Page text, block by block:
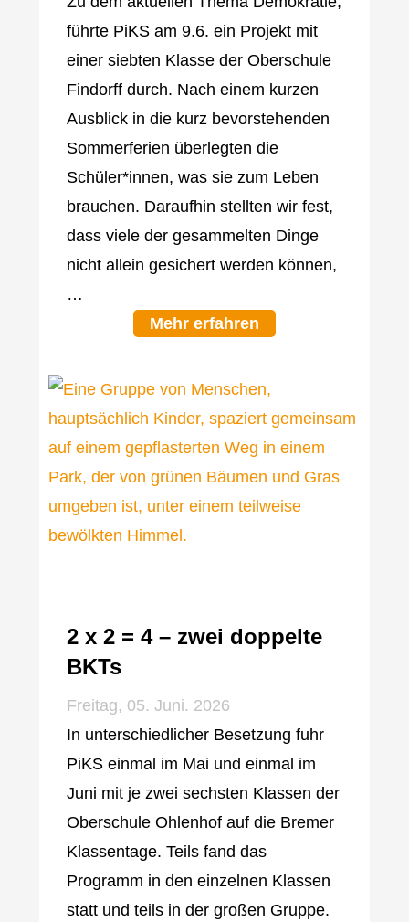
führte PiKS am 9.6. ein Projekt mit
einer siebten Klasse der Oberschule
Findorff durch. Nach einem kurzen
Ausblick in die kurz bevorstehenden
Sommerferien überlegten die
Schüler*innen, was sie zum Leben
brauchen. Daraufhin stellten wir fest,
dass viele der gesammelten Dinge
nicht allein gesichert werden können,
…
Mehr erfahren
2 x 2 = 4 – zwei doppelte
BKTs
Freitag, 05. Juni. 2026
In unterschiedlicher Besetzung fuhr
PiKS einmal im Mai und einmal im
Juni mit je zwei sechsten Klassen der
Oberschule Ohlenhof auf die Bremer
Klassentage. Teils fand das
Programm in den einzelnen Klassen
statt und teils in der großen Gruppe.